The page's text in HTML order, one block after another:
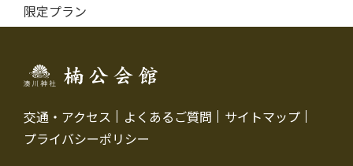
限定プラン
交通・アクセス よくあるご質問
サイトマップ
プライバシーポリシー